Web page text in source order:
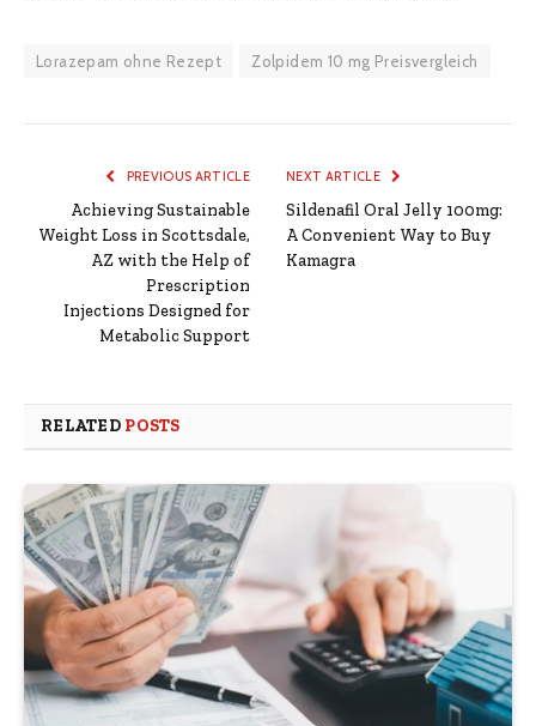
Lorazepam ohne Rezept Zolpidem 10 mg Preisvergleich
PREVIOUS ARTICLE
Achieving Sustainable
Weight Loss in Scottsdale,
AZ with the Help of
Prescription
Injections Designed for
Metabolic Support
NEXT ARTICLE
Sildenafil Oral Jelly 100mg:
A Convenient Way to Buy
Kamagra
RELATED POSTS